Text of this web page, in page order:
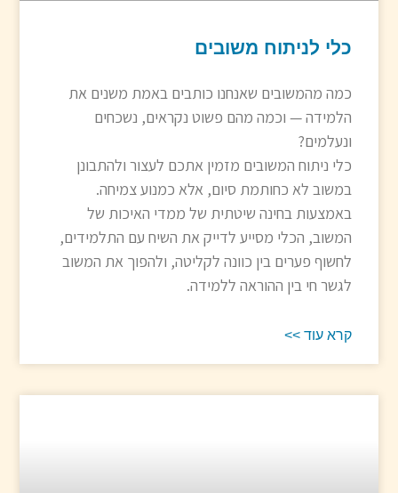
כלי לניתוח משובים
כמה מהמשובים שאנחנו כותבים באמת משנים את
הלמידה — וכמה מהם פשוט נקראים, נשכחים
ונעלמים?
כלי ניתוח המשובים מזמין אתכם לעצור ולהתבונן
במשוב לא כחותמת סיום, אלא כמנוע צמיחה.
באמצעות בחינה שיטתית של ממדי האיכות של
המשוב, הכלי מסייע לדייק את השיח עם התלמידים,
לחשוף פערים בין כוונה לקליטה, ולהפוך את המשוב
לגשר חי בין ההוראה ללמידה.
קרא עוד >>